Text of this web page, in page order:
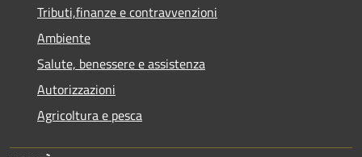
Tributi,finanze e contravvenzioni
Ambiente
Salute, benessere e assistenza
Autorizzazioni
Agricoltura e pesca